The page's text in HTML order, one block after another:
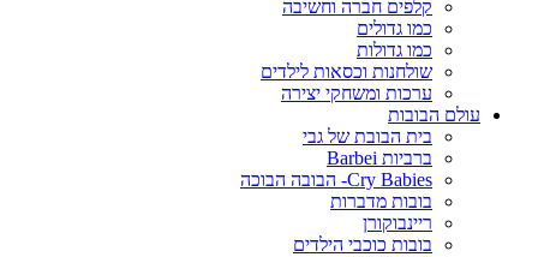
קלפים חברה וחשיבה
כמו גדולים
כמו גדולות
שולחנות וכסאות לילדים
ערכות ומשחקי יצירה
עולם הבובות
בית הבובת של גבי
ברביות Barbei
Cry Babies- הבובה הבוכה
בובות מדברות
ריינבוקורן
בובות כוכבי הילדים